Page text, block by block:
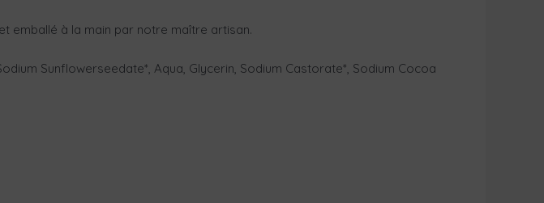
emballé à la main par notre maître artisan.
Sunflowerseedate*, Aqua, Glycerin, Sodium Castorate*, Sodium Cocoa